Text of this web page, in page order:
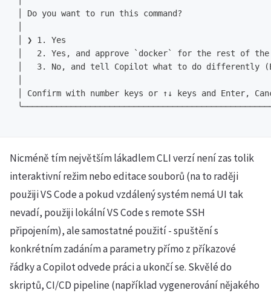
│ Do you want to run this command?
│ ❯ 1. Yes
│   2. Yes, and approve `docker` for the
│   3. No, and tell Copilot what to do
│ Confirm with number keys or ↑↓ keys and
Nicméně tím největším lákadlem CLI verzí není zas tolik
interaktivní režim nebo editace souborů (na to raději
použiji VS Code a pokud vzdálený systém nemá UI tak
nevadí, použiji lokální VS Code s remote SSH
připojením), ale samostatné použití - spuštění s
konkrétním zadáním a parametry přímo z příkazové
řádky a Copilot odvede práci a ukončí se. Skvělé do
skriptů, CI/CD pipeline (například vygenerování nějakého